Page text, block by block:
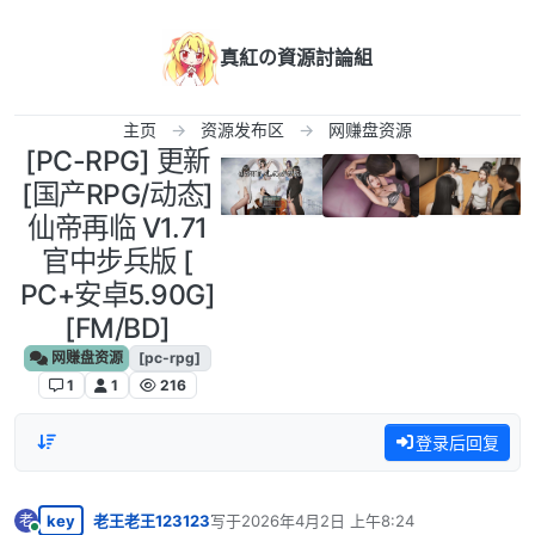
真紅の資源討論組
主页 资源发布区 网赚盘资源
[PC-RPG] 更新
[国产RPG/动态]
仙帝再临 V1.71
官中步兵版 [
PC+安卓5.90G]
[FM/BD]
网赚盘资源
[pc-rpg]
1
1 216
登录后回复
老 key 老王老王123123写于2026年4月2日 上午8:24
最后由 编辑